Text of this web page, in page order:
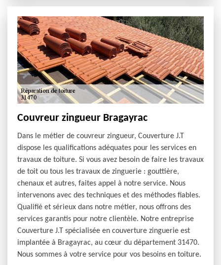
Couvreur zingueur Bragayrac
Dans le métier de couvreur zingueur, Couverture J.T
dispose les qualifications adéquates pour les services en
travaux de toiture. Si vous avez besoin de faire les travaux
de toit ou tous les travaux de zinguerie : gouttière,
chenaux et autres, faites appel à notre service. Nous
intervenons avec des techniques et des méthodes fiables.
Qualifié et sérieux dans notre métier, nous offrons des
services garantis pour notre clientèle. Notre entreprise
Couverture J.T spécialisée en couverture zinguerie est
implantée à Bragayrac, au cœur du département 31470.
Nous sommes à votre service pour vos besoins en toiture.